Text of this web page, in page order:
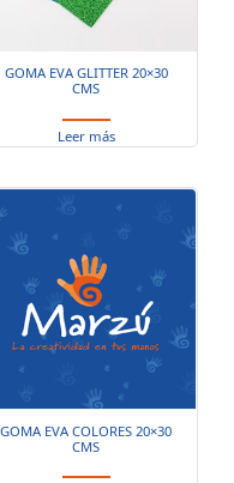
GOMA EVA GLITTER 20×30
CMS
Leer más
GOMA EVA COLORES 20×30
CMS